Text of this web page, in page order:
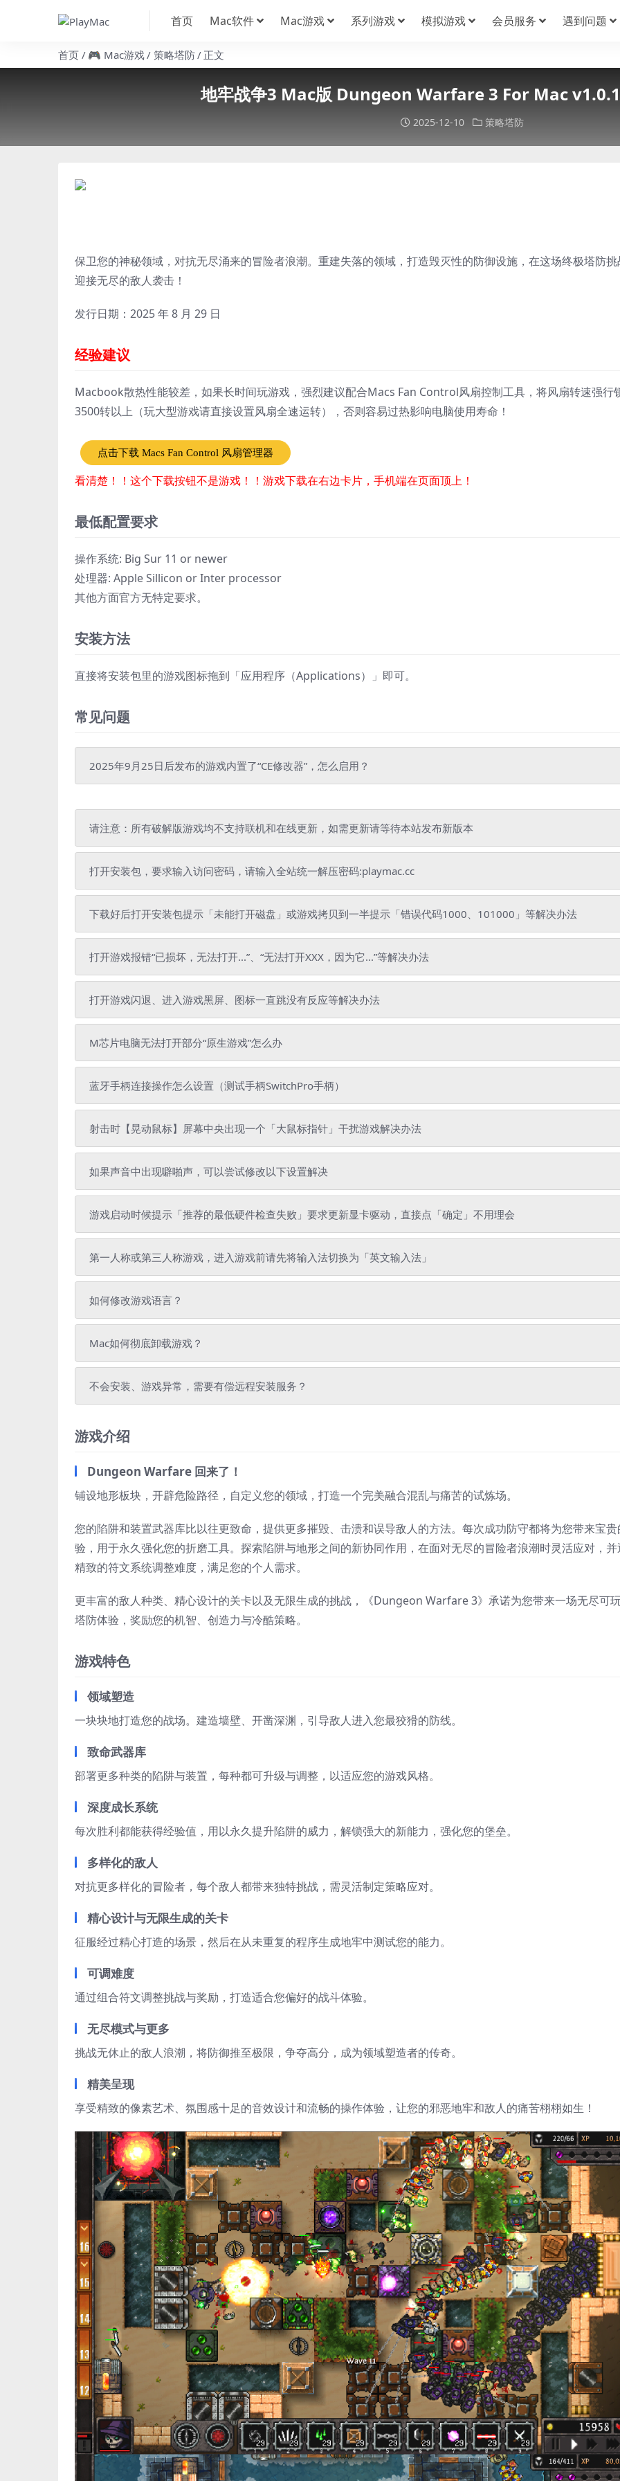
首页 Mac软件 Mac游戏 系列游戏 模拟游戏 会员服务 遇到问题
首页 🎮 Mac游戏 策略塔防 正文
地牢战争3 Mac版 Dungeon Warfare 3 For Mac
2025-12-10 策略塔防
保卫您的神秘领域，对抗无尽涌来的冒险者浪潮。重建失落的领域，打造毁灭性的防御设施，在这场终极塔防
迎接无尽的敌人袭击！
发行日期：2025 年 8 月 29 日
经验建议
Macbook散热性能较差，如果长时间玩游戏，强烈建议配合Macs Fan Control风扇控制工具，将风扇转速强行
3500转以上（玩大型游戏请直接设置风扇全速运转），否则容易过热影响电脑使用寿命！
点击下载 Macs Fan Control 风扇管理器
看清楚！！这个下载按钮不是游戏！！游戏下载在右边卡片，手机端在页面顶上！
最低配置要求
操作系统: Big Sur 11 or newer
处理器: Apple Sillicon or Inter processor
其他方面官方无特定要求。
安装方法
直接将安装包里的游戏图标拖到「应用程序（Applications）」即可。
常见问题
2025年9月25日后发布的游戏内置了“CE修改器”，怎么启用？
请注意：所有破解版游戏均不支持联机和在线更新，如需更新请等待本站发布新版本
打开安装包，要求输入访问密码，请输入全站统一解压密码:playmac.cc
下载好后打开安装包提示「未能打开磁盘」或游戏拷贝到一半提示「错误代码1000、101000」等解决办法
打开游戏报错“已损坏，无法打开...”、“无法打开XXX，因为它...”等解决办法
打开游戏闪退、进入游戏黑屏、图标一直跳没有反应等解决办法
M芯片电脑无法打开部分“原生游戏”怎么办
蓝牙手柄连接操作怎么设置（测试手柄SwitchPro手柄）
射击时【晃动鼠标】屏幕中央出现一个「大鼠标指针」干扰游戏解决办法
如果声音中出现噼啪声，可以尝试修改以下设置解决
游戏启动时候提示「推荐的最低硬件检查失败」要求更新显卡驱动，直接点「确定」不用理会
第一人称或第三人称游戏，进入游戏前请先将输入法切换为「英文输入法」
如何修改游戏语言？
Mac如何彻底卸载游戏？
不会安装、游戏异常，需要有偿远程安装服务？
游戏介绍
Dungeon Warfare 回来了！
铺设地形板块，开辟危险路径，自定义您的领域，打造一个完美融合混乱与痛苦的试炼场。
您的陷阱和装置武器库比以往更致命，提供更多摧毁、击溃和误导敌人的方法。每次成功防守都将为您带来宝
验，用于永久强化您的折磨工具。探索陷阱与地形之间的新协同作用，在面对无尽的冒险者浪潮时灵活应对，
精致的符文系统调整难度，满足您的个人需求。
更丰富的敌人种类、精心设计的关卡以及无限生成的挑战，《Dungeon Warfare 3》承诺为您带来一场无尽可
塔防体验，奖励您的机智、创造力与冷酷策略。
游戏特色
领域塑造
一块块地打造您的战场。建造墙壁、开凿深渊，引导敌人进入您最狡猾的防线。
致命武器库
部署更多种类的陷阱与装置，每种都可升级与调整，以适应您的游戏风格。
深度成长系统
每次胜利都能获得经验值，用以永久提升陷阱的威力，解锁强大的新能力，强化您的堡垒。
多样化的敌人
对抗更多样化的冒险者，每个敌人都带来独特挑战，需灵活制定策略应对。
精心设计与无限生成的关卡
征服经过精心打造的场景，然后在从未重复的程序生成地牢中测试您的能力。
可调难度
通过组合符文调整挑战与奖励，打造适合您偏好的战斗体验。
无尽模式与更多
挑战无休止的敌人浪潮，将防御推至极限，争夺高分，成为领域塑造者的传奇。
精美呈现
享受精致的像素艺术、氛围感十足的音效设计和流畅的操作体验，让您的邪恶地牢和敌人的痛苦栩栩如生！